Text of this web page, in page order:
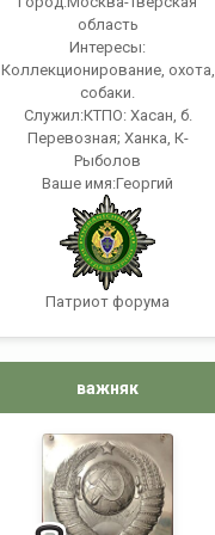
область
Интересы:
Коллекционирование, охота,
собаки.
Служил:КТПО: Хасан, б.
Перевозная; Ханка, К-
Рыболов
Ваше имя:Георгий
Патриот форума
важняк